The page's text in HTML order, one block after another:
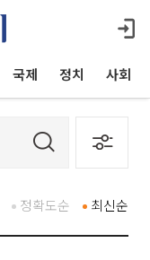
국제 정치 사회
최신순
정확도순